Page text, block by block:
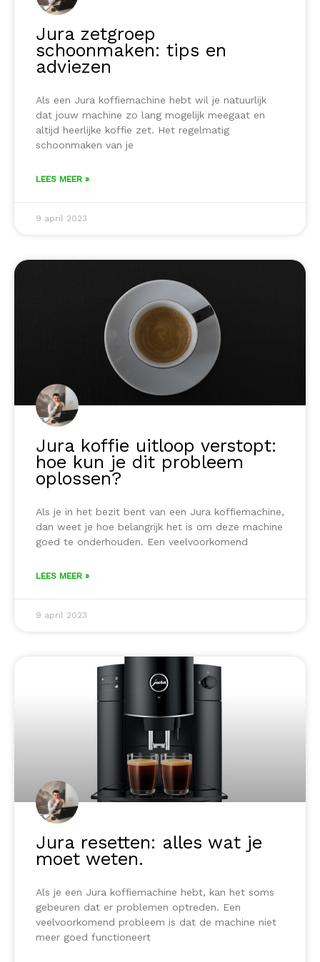
Jura zetgroep
schoonmaken: tips en
adviezen
Als een Jura koffiemachine hebt wil je natuurlijk
dat jouw machine zo lang mogelijk meegaat en
altijd heerlijke koffie zet. Het regelmatig
schoonmaken van je
LEES MEER »
9 april 2023
Jura koffie uitloop verstopt:
hoe kun je dit probleem
oplossen?
Als je in het bezit bent van een Jura koffiemachine,
dan weet je hoe belangrijk het is om deze machine
goed te onderhouden. Een veelvoorkomend
LEES MEER »
9 april 2023
Jura resetten: alles wat je
moet weten.
Als je een Jura koffiemachine hebt, kan het soms
gebeuren dat er problemen optreden. Een
veelvoorkomend probleem is dat de machine niet
meer goed functioneert